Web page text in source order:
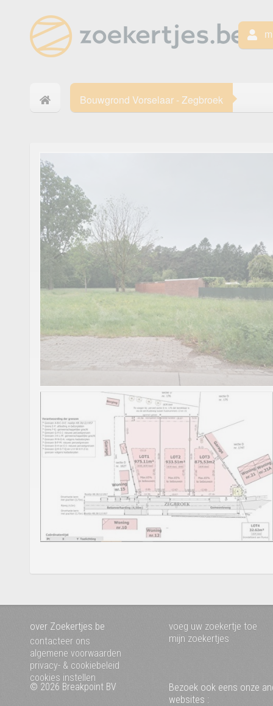
Bouwgrond Vorselaar - Zegbroek
over Zoekertjes.be
contacteer ons
algemene voorwaarden
privacy- & cookiebeleid
cookies instellen
voeg uw zoekertje toe
mijn zoekertjes
© 2026 Breakpoint BV
Bezoek ook eens onze
websites :